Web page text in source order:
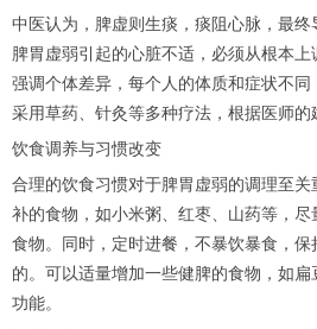
中医认为，脾虚则生痰，痰阻心脉，最
脾胃虚弱引起的心脏不适，必须从根本
强调个体差异，每个人的体质和症状不同
采用草药、针灸等多种疗法，根据医师的
饮食调养与习惯改变
合理的饮食习惯对于脾胃虚弱的调理至
补的食物，如小米粥、红枣、山药等，
食物。同时，定时进餐，不暴饮暴食，
的。可以适量增加一些健脾的食物，如
功能。